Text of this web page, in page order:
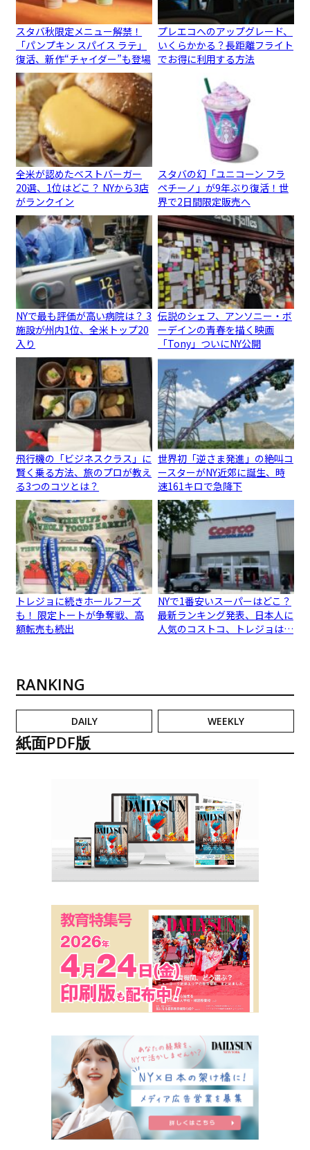
スタバ秋限定メニュー解禁！
「パンプキン スパイス ラテ」
復活、新作“チャイダー”も登場
プレエコへのアップグレード、
いくらかかる？長距離フライト
でお得に利用する方法
全米が認めたベストバーガー
20選、1位はどこ？ NYから3店
がランクイン
スタバの幻「ユニコーン フラ
ペチーノ」が9年ぶり復活！世
界で2日間限定販売へ
NYで最も評価が高い病院は？ 3
施設が州内1位、全米トップ20
入り
伝説のシェフ、アンソニー・ボ
ーデインの青春を描く映画
「Tony」ついにNY公開
飛行機の「ビジネスクラス」に
賢く乗る方法、旅のプロが教え
る3つのコツとは？
世界初「逆さま発進」の絶叫コ
ースターがNY近郊に誕生、時
速161キロで急降下
トレジョに続きホールフーズ
も！ 限定トートが争奪戦、高
額転売も続出
NYで1番安いスーパーはどこ？
最新ランキング発表、日本人に
人気のコストコ、トレジョは…
RANKING
DAILY WEEKLY
紙面PDF版